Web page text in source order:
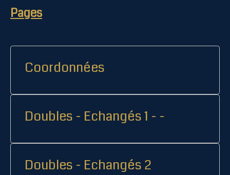
Pages
Coordonnées
Doubles - Echangés 1 - -
Doubles - Echangés 2